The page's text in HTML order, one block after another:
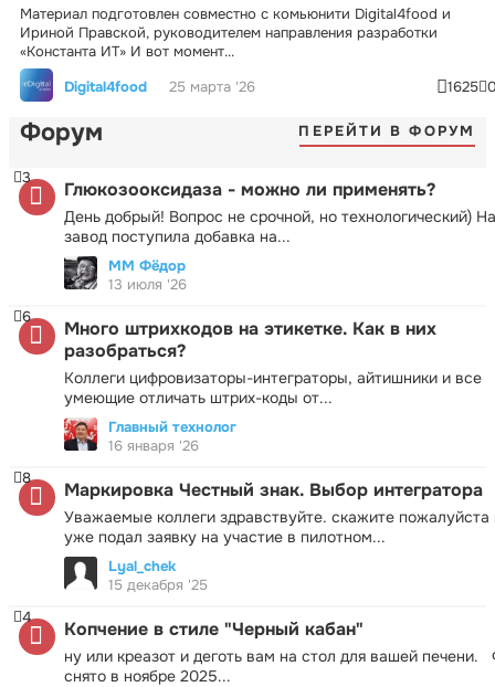
Материал подготовлен совместно с комьюнити Digital4food и
Ириной Правской, руководителем направления разработки
«Константа ИТ» И вот момент...
Digital4food
25 марта '26 1625
Форум ПЕРЕЙТИ В ФОРУМ
Глюкозооксидаза - можно ли применять?
День добрый! Вопрос не срочной, но технологический) На
завод поступила добавка на...
3
ММ Фёдор
13 июля '26
Много штрихкодов на этикетке. Как в них
разобраться?
Коллеги цифровизаторы-интеграторы, айтишники и все
умеющие отличать штрих-коды от...
6
Главный технолог
16 января '26
Маркировка Честный знак. Выбор интегратора
Уважаемые коллеги здравствуйте. скажите пожалуйста
уже подал заявку на участие в пилотном...
8
Lyal_chek
15 декабря '25
Копчение в стиле "Черный кабан"
ну или креазот и деготь вам на стол для вашей печени.
снято в ноябре 2025...
4